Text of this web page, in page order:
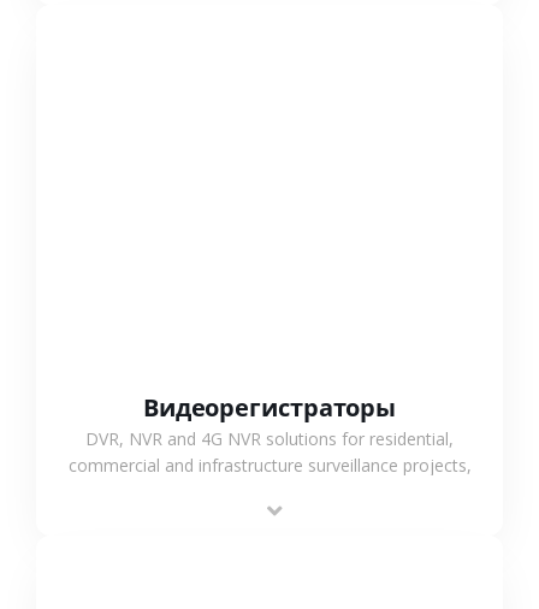
Видеорегистраторы
DVR, NVR and 4G NVR solutions for residential,
commercial and infrastructure surveillance projects,